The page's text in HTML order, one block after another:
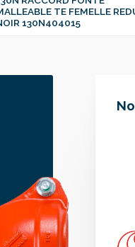
TE FEMELLE
130N404015